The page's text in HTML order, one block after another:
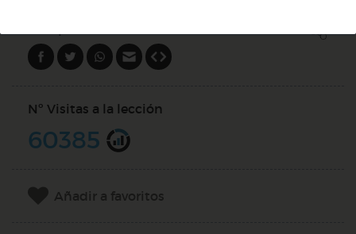
Nº Visitas a la lección
60385
Añadir a favoritos